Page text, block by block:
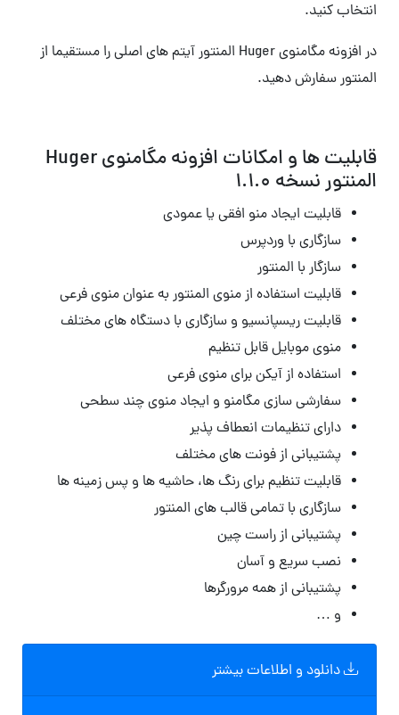
انتخاب کنید.
در افزونه مگامنوی Huger المنتور آیتم های اصلی را مستقیما از
المنتور سفارش دهید.
قابلیت ها و امکانات افزونه مگامنوی Huger
المنتور نسخه 1.1.0
قابلیت ایجاد منو افقی یا عمودی
سازگاری با وردپرس
سازگار با المنتور
قابلیت استفاده از منوی المنتور به عنوان منوی فرعی
قابلیت ریسپانسیو و سازگاری با دستگاه های مختلف
منوی موبایل قابل تنظیم
استفاده از آیکن برای منوی فرعی
سفارشی سازی مگامنو و ایجاد منوی چند سطحی
دارای تنظیمات انعطاف پذیر
پشتیبانی از فونت های مختلف
قابلیت تنظیم برای رنگ ها، حاشیه ها و پس زمینه ها
سازگاری با تمامی قالب های المنتور
پشتیبانی از راست چین
نصب سریع و آسان
پشتیبانی از همه مرورگرها
و …
دانلود و اطلاعات بیشتر